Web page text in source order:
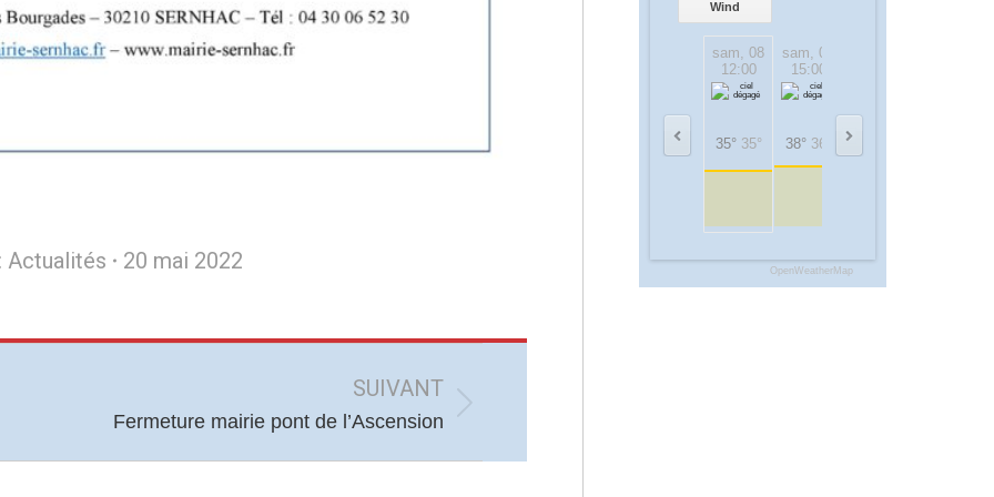
Actualités 20 mai 2022
SUIVANT
Article
Fermeture mairie pont de l’Ascension
Wind
sam, 08
12:00
35° 35°
sam, 08
15:00
38° 36°
OpenWeatherMap